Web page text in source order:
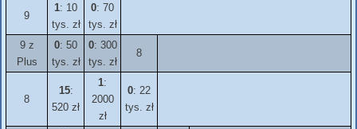
9
1: 10
tys. zł
0: 70
tys. zł
9 z
Plus
0: 50
tys. zł
0: 300
tys. zł
8
8
15:
520 zł
1:
2000
zł
0: 22
tys. zł